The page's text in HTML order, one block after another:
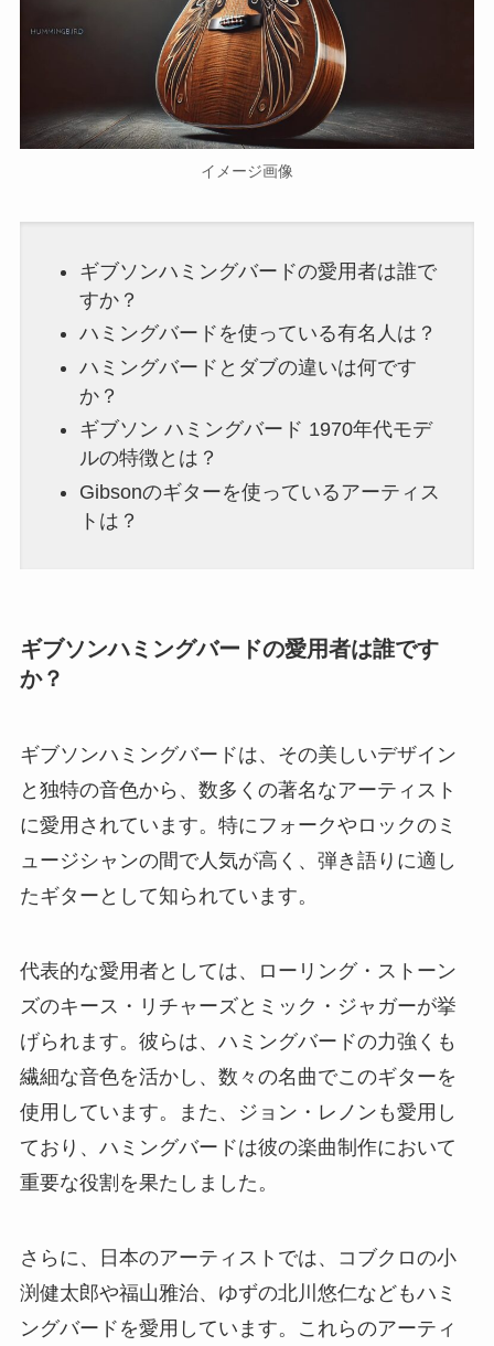
イメージ画像
ギブソンハミングバードの愛用者は誰で
すか？
ハミングバードを使っている有名人は？
ハミングバードとダブの違いは何です
か？
ギブソン ハミングバード 1970年代モデ
ルの特徴とは？
Gibsonのギターを使っているアーティス
トは？
ギブソンハミングバードの愛用者は誰です
か？
ギブソンハミングバードは、その美しいデザイン
と独特の音色から、数多くの著名なアーティスト
に愛用されています。特にフォークやロックのミ
ュージシャンの間で人気が高く、弾き語りに適し
たギターとして知られています。
代表的な愛用者としては、ローリング・ストーン
ズのキース・リチャーズとミック・ジャガーが挙
げられます。彼らは、ハミングバードの力強くも
繊細な音色を活かし、数々の名曲でこのギターを
使用しています。また、ジョン・レノンも愛用し
ており、ハミングバードは彼の楽曲制作において
重要な役割を果たしました。
さらに、日本のアーティストでは、コブクロの小
渕健太郎や福山雅治、ゆずの北川悠仁などもハミ
ングバードを愛用しています。これらのアーティ